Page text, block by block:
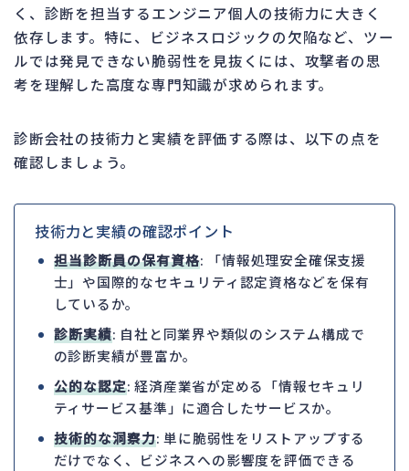
く、診断を担当するエンジニア個人の技術力に大きく
依存します。特に、ビジネスロジックの欠陥など、ツー
ルでは発見できない脆弱性を見抜くには、攻撃者の思
考を理解した高度な専門知識が求められます。
診断会社の技術力と実績を評価する際は、以下の点を
確認しましょう。
技術力と実績の確認ポイント
担当診断員の保有資格: 「情報処理安全確保支援
士」や国際的なセキュリティ認定資格などを保有
しているか。
診断実績: 自社と同業界や類似のシステム構成で
の診断実績が豊富か。
公的な認定: 経済産業省が定める「情報セキュリ
ティサービス基準」に適合したサービスか。
技術的な洞察力: 単に脆弱性をリストアップする
だけでなく、ビジネスへの影響度を評価できる